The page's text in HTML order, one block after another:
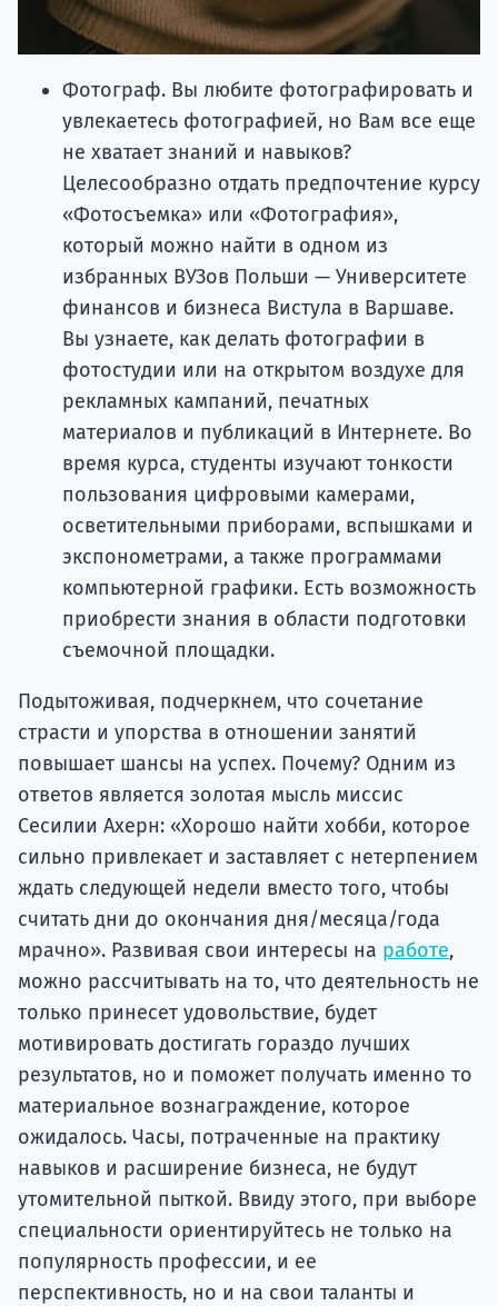
Фотограф. Вы любите фотографировать и
увлекаетесь фотографией, но Вам все еще
не хватает знаний и навыков?
Целесообразно отдать предпочтение курсу
«Фотосъемка» или «Фотография»,
который можно найти в одном из
избранных ВУЗов Польши — Университете
финансов и бизнеса Вистула в Варшаве.
Вы узнаете, как делать фотографии в
фотостудии или на открытом воздухе для
рекламных кампаний, печатных
материалов и публикаций в Интернете. Во
время курса, студенты изучают тонкости
пользования цифровыми камерами,
осветительными приборами, вспышками и
экспонометрами, а также программами
компьютерной графики. Есть возможность
приобрести знания в области подготовки
съемочной площадки.
Подытоживая, подчеркнем, что сочетание
страсти и упорства в отношении занятий
повышает шансы на успех. Почему? Одним из
ответов является золотая мысль миссис
Сесилии Ахерн: «Хорошо найти хобби, которое
сильно привлекает и заставляет с нетерпением
ждать следующей недели вместо того, чтобы
считать дни до окончания дня/месяца/года
мрачно». Развивая свои интересы на работе,
можно рассчитывать на то, что деятельность не
только принесет удовольствие, будет
мотивировать достигать гораздо лучших
результатов, но и поможет получать именно то
материальное вознаграждение, которое
ожидалось. Часы, потраченные на практику
навыков и расширение бизнеса, не будут
утомительной пыткой. Ввиду этого, при выборе
специальности ориентируйтесь не только на
популярность профессии, и ее
перспективность, но и на свои таланты и